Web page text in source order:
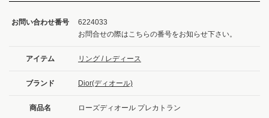
お問い合わせ番号
6224033
お問合せの際はこちらの番号をお知らせ下さい。
アイテム リング / レディース
ブランド Dior(ディオール)
商品名 ローズディオール プレカトラン